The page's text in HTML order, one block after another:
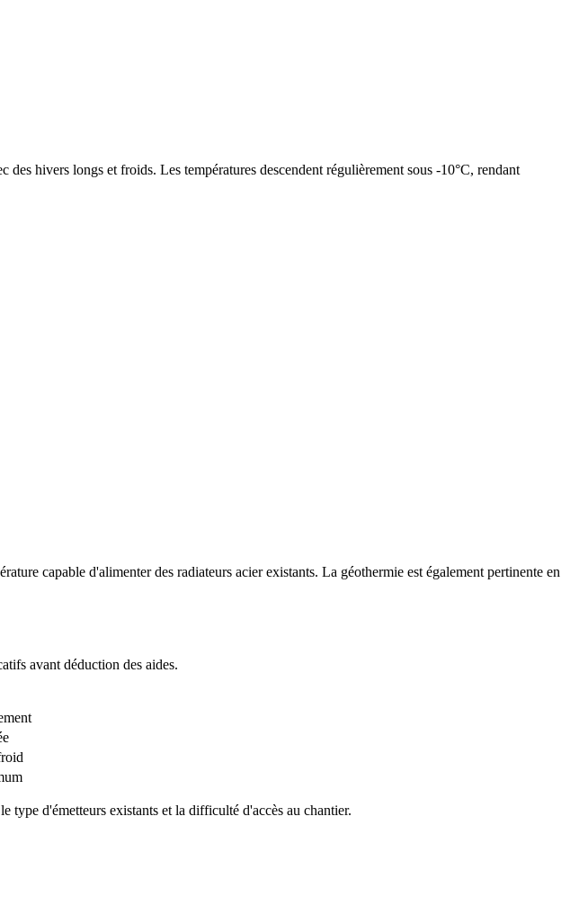
des hivers longs et froids. Les températures descendent régulièrement sous -10°C, rendant
capable d'alimenter des radiateurs acier existants. La géothermie est également pertinente en
avant déduction des aides.
type d'émetteurs existants et la difficulté d'accès au chantier.